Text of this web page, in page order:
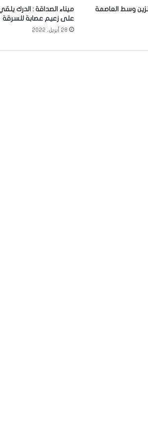
وسط العاصمة
ميناء الصداقة : الدرك
على زعيم عصابة للسرقة
28 أبريل، 2022